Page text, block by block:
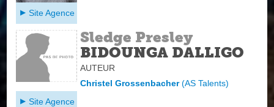
Site Agence
Sledge Presley
BIDOUNGA DALLIGO
AUTEUR
Christel Grossenbacher(AS Talents)
Site Agence